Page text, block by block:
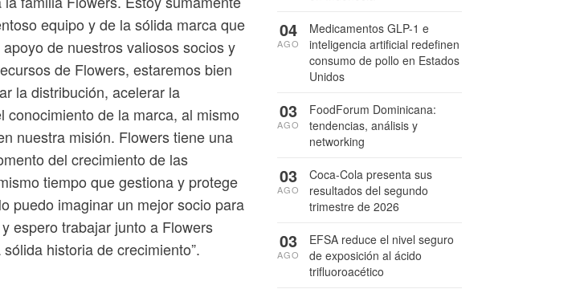
equipo y de la sólida marca que
de nuestros valiosos socios y
de Flowers, estaremos bien
la distribución, acelerar la
conocimiento de la marca, al mismo
nuestra misión. Flowers tiene una
del crecimiento de las
tiempo que gestiona y protege
puedo imaginar un mejor socio para
espero trabajar junto a Flowers
historia de crecimiento”.
Medicamentos GLP-1 e
inteligencia artificial redefinen
consumo de pollo en Estados
Unidos
04
AGO
FoodForum Dominicana:
tendencias, análisis y
networking
03
AGO
Coca-Cola presenta sus
resultados del segundo
trimestre de 2026
03
AGO
EFSA reduce el nivel seguro
de exposición al ácido
trifluoroacético
03
AGO